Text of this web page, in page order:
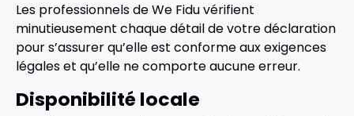
Les professionnels de We Fidu vérifient
minutieusement chaque détail de votre déclaration
pour s’assurer qu’elle est conforme aux exigences
légales et qu’elle ne comporte aucune erreur.
Disponibilité locale